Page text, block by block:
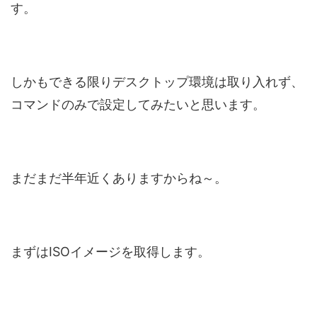
す。
しかもできる限りデスクトップ環境は取り入れず、
コマンドのみで設定してみたいと思います。
まだまだ半年近くありますからね～。
まずはISOイメージを取得します。